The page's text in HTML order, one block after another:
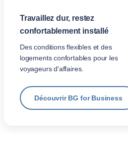
Travaillez dur, restez
confortablement installé
Des conditions flexibles et des
logements confortables pour les
voyageurs d'affaires.
Découvrir BG for Business